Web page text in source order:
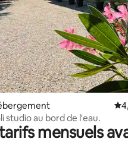
5
studio au bord de l'eau.
mensuels